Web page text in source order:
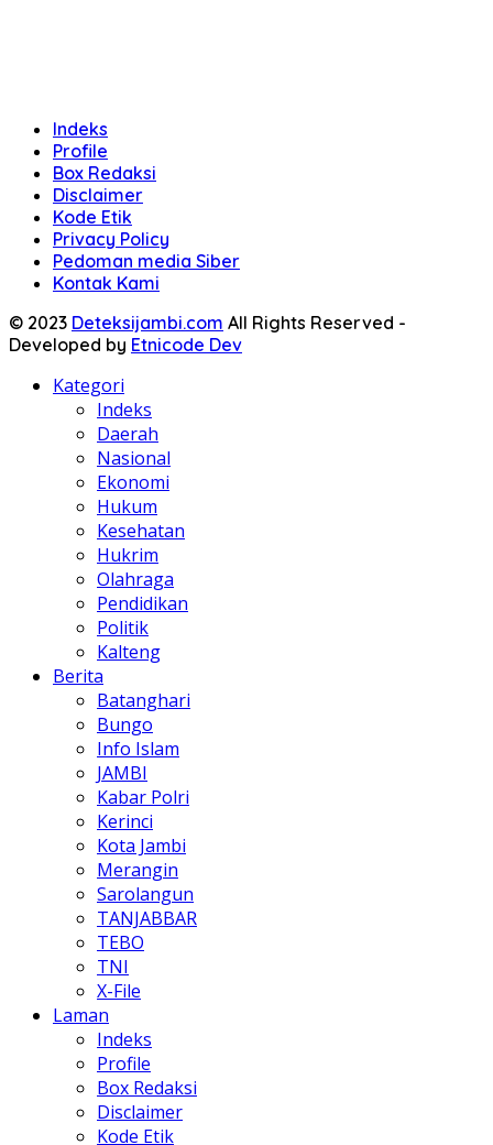
Indeks
Profile
Box Redaksi
Disclaimer
Kode Etik
Privacy Policy
Pedoman media Siber
Kontak Kami
© 2023 Deteksijambi.com All Rights Reserved -
Developed by Etnicode Dev
Kategori
Indeks
Daerah
Nasional
Ekonomi
Hukum
Kesehatan
Hukrim
Olahraga
Pendidikan
Politik
Kalteng
Berita
Batanghari
Bungo
Info Islam
JAMBI
Kabar Polri
Kerinci
Kota Jambi
Merangin
Sarolangun
TANJABBAR
TEBO
TNI
X-File
Laman
Indeks
Profile
Box Redaksi
Disclaimer
Kode Etik